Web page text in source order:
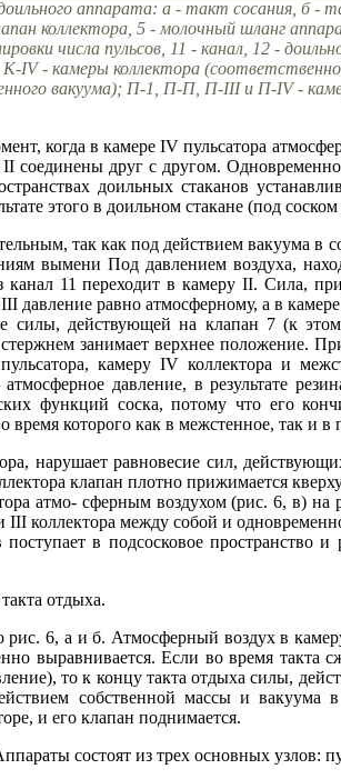
аппарата: а - такт сосания, б
коллектора, 5 - молочный шланг
числа пульсов, 11 - канал, 12 -
- камеры коллектора (соответственно
вакуума); П-1, П-П, П-III и П-IV -
когда в камере IV пульсатора
соединены друг с другом.
доильных стаканов
этого в доильном стакане (под
так как под действием вакуума в
вымени Под давлением воздуха,
11 переходит в камеру II. Сила,
давление равно атмосферному, а в
силы, действующей на клапан 7 (к
занимает верхнее положение.
камеру IV коллектора и
давление, в результате
функций соска, потому что его
время которого как в межстенное, так и
нарушает равновесие сил,
клапан плотно прижимается
атмо- сферным воздухом (рис. 6, в)
III коллектора между собой и
в подсосковое пространство
отдыха.
рис. 6, а и б. Атмосферный воздух в
выравнивается. Если во время
то к концу такта отдыха силы,
собственной массы и вакуума
и его клапан поднимается.
состоят из трех основных узлов: